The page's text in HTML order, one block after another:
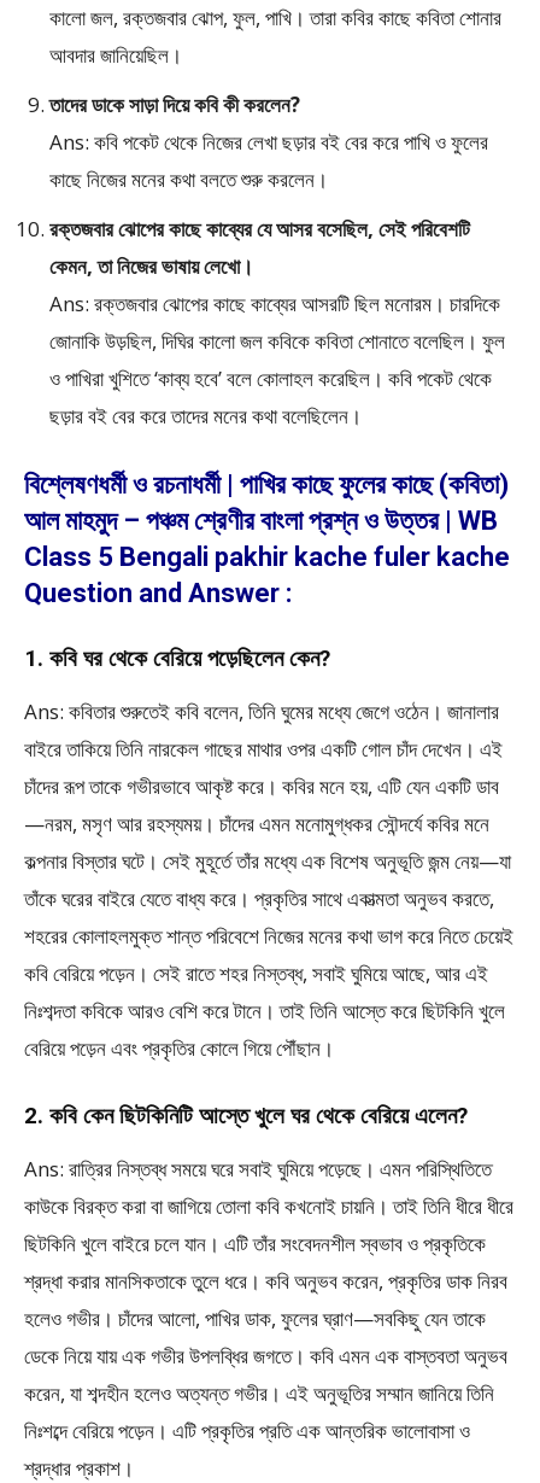
কালো জল, রক্তজবার ঝোপ, ফুল, পাখি। তারা কবির কাছে কবিতা শোনার
আবদার জানিয়েছিল।
তাদের ডাকে সাড়া দিয়ে কবি কী করলেন?
Ans: কবি পকেট থেকে নিজের লেখা ছড়ার বই বের করে পাখি ও ফুলের
কাছে নিজের মনের কথা বলতে শুরু করলেন।
রক্তজবার ঝোপের কাছে কাব্যের যে আসর বসেছিল, সেই পরিবেশটি
কেমন, তা নিজের ভাষায় লেখো।
Ans: রক্তজবার ঝোপের কাছে কাব্যের আসরটি ছিল মনোরম। চারদিকে
জোনাকি উড়ছিল, দিঘির কালো জল কবিকে কবিতা শোনাতে বলেছিল। ফুল
ও পাখিরা খুশিতে ‘কাব্য হবে’ বলে কোলাহল করেছিল। কবি পকেট থেকে
ছড়ার বই বের করে তাদের মনের কথা বলেছিলেন।
বিশ্লেষণধর্মী ও রচনাধর্মী | পাখির কাছে ফুলের কাছে (কবিতা)
আল মাহমুদ – পঞ্চম শ্রেণীর বাংলা প্রশ্ন ও উত্তর | WB
Class 5 Bengali pakhir kache fuler kache
Question and Answer :
1. কবি ঘর থেকে বেরিয়ে পড়েছিলেন কেন?
Ans: কবিতার শুরুতেই কবি বলেন, তিনি ঘুমের মধ্যে জেগে ওঠেন। জানালার
বাইরে তাকিয়ে তিনি নারকেল গাছের মাথার ওপর একটি গোল চাঁদ দেখেন। এই
চাঁদের রূপ তাকে গভীরভাবে আকৃষ্ট করে। কবির মনে হয়, এটি যেন একটি ডাব
—নরম, মসৃণ আর রহস্যময়। চাঁদের এমন মনোমুগ্ধকর সৌন্দর্যে কবির মনে
কল্পনার বিস্তার ঘটে। সেই মুহূর্তে তাঁর মধ্যে এক বিশেষ অনুভূতি জন্ম নেয়—যা
তাঁকে ঘরের বাইরে যেতে বাধ্য করে। প্রকৃতির সাথে একাত্মতা অনুভব করতে,
শহরের কোলাহলমুক্ত শান্ত পরিবেশে নিজের মনের কথা ভাগ করে নিতে চেয়েই
কবি বেরিয়ে পড়েন। সেই রাতে শহর নিস্তব্ধ, সবাই ঘুমিয়ে আছে, আর এই
নিঃশব্দতা কবিকে আরও বেশি করে টানে। তাই তিনি আস্তে করে ছিটকিনি খুলে
বেরিয়ে পড়েন এবং প্রকৃতির কোলে গিয়ে পৌঁছান।
2. কবি কেন ছিটকিনিটি আস্তে খুলে ঘর থেকে বেরিয়ে এলেন?
Ans: রাত্রির নিস্তব্ধ সময়ে ঘরে সবাই ঘুমিয়ে পড়েছে। এমন পরিস্থিতিতে
কাউকে বিরক্ত করা বা জাগিয়ে তোলা কবি কখনোই চায়নি। তাই তিনি ধীরে ধীরে
ছিটকিনি খুলে বাইরে চলে যান। এটি তাঁর সংবেদনশীল স্বভাব ও প্রকৃতিকে
শ্রদ্ধা করার মানসিকতাকে তুলে ধরে। কবি অনুভব করেন, প্রকৃতির ডাক নিরব
হলেও গভীর। চাঁদের আলো, পাখির ডাক, ফুলের ঘ্রাণ—সবকিছু যেন তাকে
ডেকে নিয়ে যায় এক গভীর উপলব্ধির জগতে। কবি এমন এক বাস্তবতা অনুভব
করেন, যা শব্দহীন হলেও অত্যন্ত গভীর। এই অনুভূতির সম্মান জানিয়ে তিনি
নিঃশব্দে বেরিয়ে পড়েন। এটি প্রকৃতির প্রতি এক আন্তরিক ভালোবাসা ও
শ্রদ্ধার প্রকাশ।